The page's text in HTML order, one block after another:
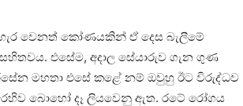
හැර වෙනත් කෝණයකින් ඒ දෙස බැලීමේ
එසේම, අදාල සේයාරුව ගැන ගුණ
මහතා එසේ කළේ නම් ඔවුහු ඊට විරුද්ධව
බොහෝ දෑ ලියවෙනු ඇත. රටේ රෝගය